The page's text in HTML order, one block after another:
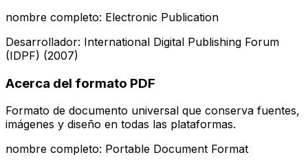
nombre completo: Electronic Publication
Desarrollador: International Digital Publishing Forum
(IDPF) (2007)
Acerca del formato PDF
Formato de documento universal que conserva fuentes,
imágenes y diseño en todas las plataformas.
nombre completo: Portable Document Format